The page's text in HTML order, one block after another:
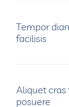
Tempor
facilisis
Aliquet cras
posuere